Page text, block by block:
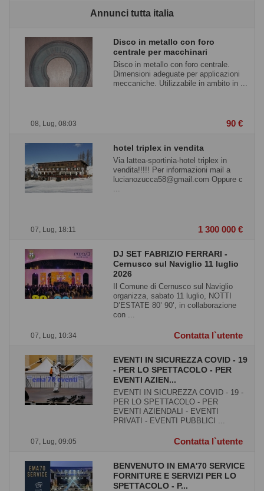
Annunci tutta italia
08, Lug, 08:03
Disco in metallo con foro
centrale per macchinari
Disco in metallo con foro centrale.
Dimensioni adeguate per applicazioni
meccaniche. Utilizzabile in ambito in ...
90 €
07, Lug, 18:11
hotel triplex in vendita
Via lattea-sportinia-hotel triplex in
vendita!!!!! Per informazioni mail a
lucianozucca58@gmail.com Oppure c
...
1 300 000 €
07, Lug, 10:34
DJ SET FABRIZIO FERRARI -
Cernusco sul Naviglio 11 luglio
2026
Il Comune di Cernusco sul Naviglio
organizza, sabato 11 luglio, NOTTI
D’ESTATE 80’ 90’, in collaborazione
con ...
Contatta l`utente
07, Lug, 09:05
EVENTI IN SICUREZZA COVID - 19
- PER LO SPETTACOLO - PER
EVENTI AZIEN...
EVENTI IN SICUREZZA COVID - 19 -
PER LO SPETTACOLO - PER
EVENTI AZIENDALI - EVENTI
PRIVATI - EVENTI PUBBLICI ...
Contatta l`utente
BENVENUTO IN EMA'70 SERVICE
FORNITURE E SERVIZI PER LO
SPETTACOLO - P...